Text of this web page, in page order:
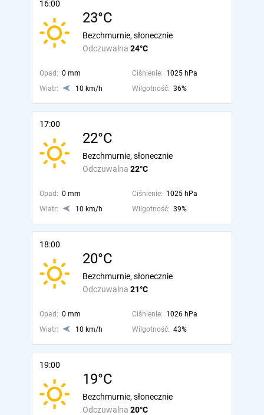
16:00
23°C
Odczuwalna 24°C
Bezchmurnie, słonecznie
Opad: 0 mm Ciśnienie: 1025 hPa
Wiatr:
10 km/h Wilgotność: 36%
17:00
22°C
Odczuwalna 22°C
Bezchmurnie, słonecznie
Opad: 0 mm Ciśnienie: 1025 hPa
Wiatr:
10 km/h Wilgotność: 39%
18:00
20°C
Odczuwalna 21°C
Bezchmurnie, słonecznie
Opad: 0 mm Ciśnienie: 1026 hPa
Wiatr:
10 km/h Wilgotność: 43%
19:00
19°C
Odczuwalna 20°C
Bezchmurnie, słonecznie